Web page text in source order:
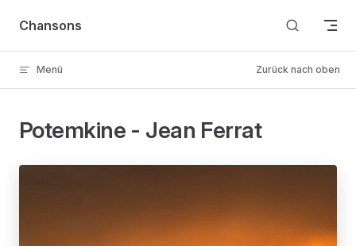
Skip to content
Chansons
Menü Zurück nach oben
Potemkine - Jean Ferrat